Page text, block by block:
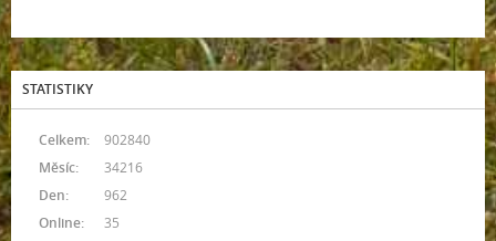
STATISTIKY
Online: 35
Celkem:
902840
Měsíc:
34216
Den:
962